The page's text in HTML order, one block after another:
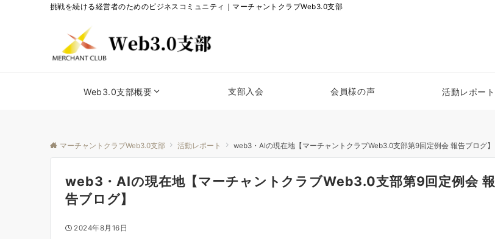
挑戦を続ける経営者のためのビジネスコミュニティ｜マーチャントクラブWeb3.0支部
Web3.0支部概要 支部入会 会員様の声 活動レポート
マーチャントクラブWeb3.0支部 活動レポート web3・AIの現在地【マーチャントクラブWeb3.0支部第9回定例会 報告ブログ】
web3・AIの現在地【マーチャントクラブWeb3.0支部第9回定例会 報
告ブログ】
2024年8月16日